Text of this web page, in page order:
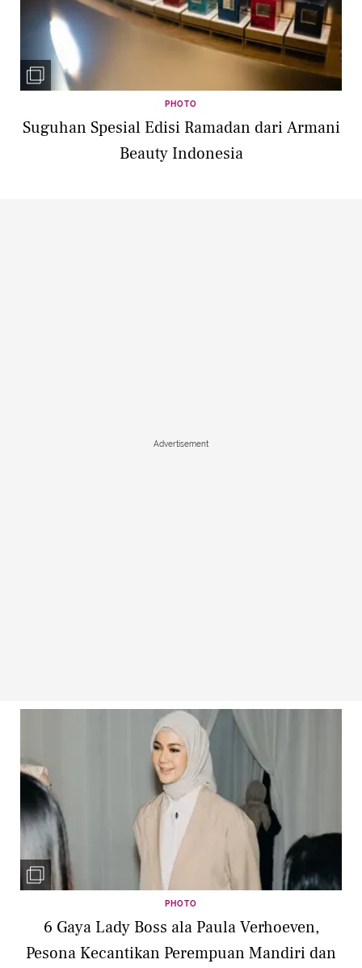
PHOTO
Suguhan Spesial Edisi Ramadan dari Armani
Beauty Indonesia
Advertisement
PHOTO
6 Gaya Lady Boss ala Paula Verhoeven,
Pesona Kecantikan Perempuan Mandiri dan